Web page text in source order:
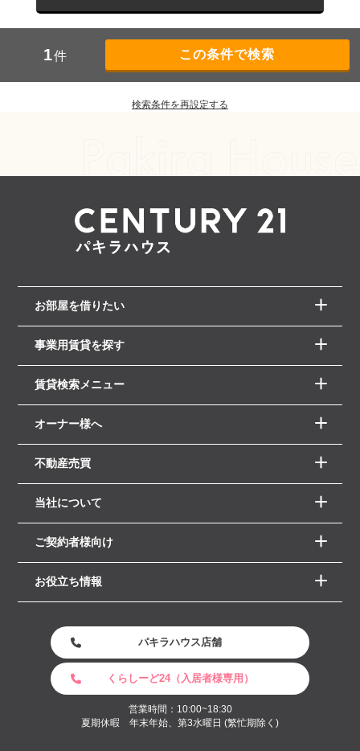
1件
検索条件を再設定する
お部屋を借りたい
事業用賃貸を探す
賃貸検索メニュー
オーナー様へ
不動産売買
当社について
ご契約者様向け
お役立ち情報
パキラハウス店舗
くらしーど24（入居者様専用）
営業時間：10:00~18:30
夏期休暇 年末年始、第3水曜日 (繁忙期除く)